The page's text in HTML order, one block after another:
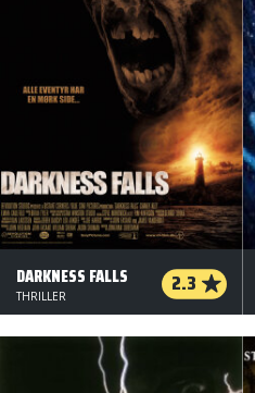
DARKNESS FALLS 2.3
THRILLER